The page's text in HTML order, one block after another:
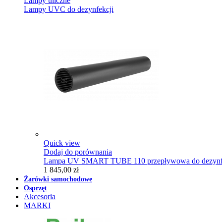
Lampy UVC do dezynfekcji
Quick view
Dodaj do porównania
Lampa UV SMART TUBE 110 przepływowa do
1 845,00 zł
Żarówki samochodowe
Osprzęt
Akcesoria
MARKI